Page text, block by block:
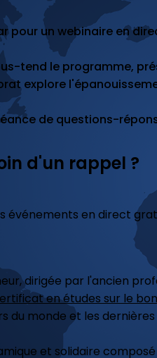
pour un webinaire en
tend le programme,
explore
de questions-
d'un rappel ?
événements en direct
dirigée par l'ancien
en études sur le
du monde et les
et solidaire